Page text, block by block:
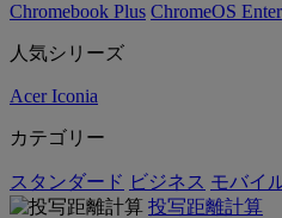
Chromebook Plus ChromeOS
人気シリーズ
Acer Iconia
カテゴリー
スタンダード ビジネス モバイ
投写距離計算